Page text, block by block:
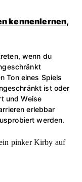
kennenlernen,
wenn du
Ton eines Spiels
ist oder
und Weise
erlebbar
werden.